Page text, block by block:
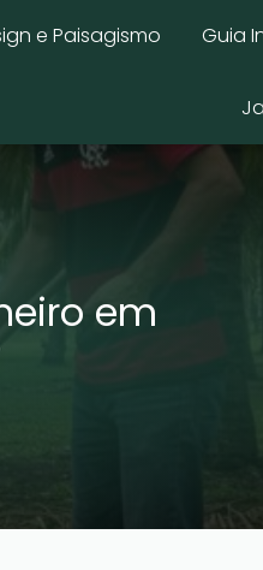
e Paisagismo Guia
em